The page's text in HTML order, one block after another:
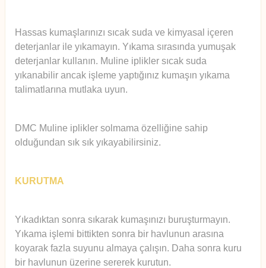
Hassas kumaşlarınızı sıcak suda ve kimyasal içeren
deterjanlar ile yıkamayın. Yıkama sırasında yumuşak
deterjanlar kullanın. Muline iplikler sıcak suda
yıkanabilir ancak işleme yaptığınız kumaşın yıkama
talimatlarına mutlaka uyun.
DMC Muline iplikler solmama özelliğine sahip
olduğundan sık sık yıkayabilirsiniz.
KURUTMA
Yıkadıktan sonra sıkarak kumaşınızı buruşturmayın.
Yıkama işlemi bittikten sonra bir havlunun arasına
koyarak fazla suyunu almaya çalışın. Daha sonra kuru
bir havlunun üzerine sererek kurutun.